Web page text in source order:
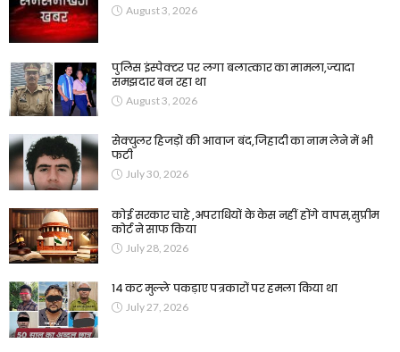
August 3, 2026
पुलिस इंस्पेक्टर पर लगा बलात्कार का मामला,ज्यादा
समझदार बन रहा था
August 3, 2026
सेक्युलर हिजड़ों की आवाज बंद,जिहादी का नाम लेने में भी
फटी
July 30, 2026
कोई सरकार चाहे ,अपराधियों के केस नहीं होंगे वापस,सुप्रीम
कोर्ट ने साफ किया
July 28, 2026
14 कट मुल्ले पकड़ाए पत्रकारों पर हमला किया था
July 27, 2026